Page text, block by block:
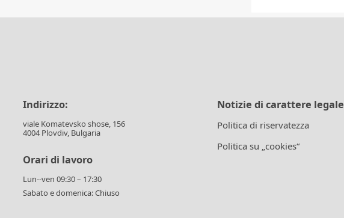
Indirizzo:
viale Komatevsko shose, 156
4004 Plovdiv, Bulgaria
Orari di lavoro
Lun--ven 09:30 – 17:30
Sabato e domenica: Chiuso
Notizie di carattere legale
Politica di riservatezza
Politica su „cookies“